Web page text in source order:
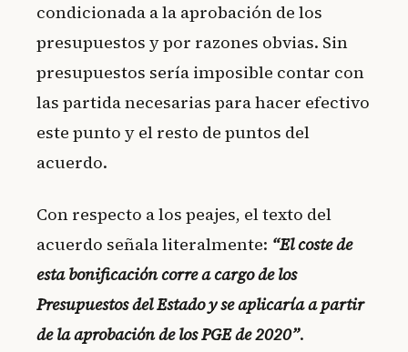
condicionada a la aprobación de los
presupuestos y por razones obvias. Sin
presupuestos sería imposible contar con
las partida necesarias para hacer efectivo
este punto y el resto de puntos del
acuerdo.
Con respecto a los peajes, el texto del
acuerdo señala literalmente: “El coste de
esta bonificación corre a cargo de los
Presupuestos del Estado y se aplicaría a partir
de la aprobación de los PGE de 2020”.